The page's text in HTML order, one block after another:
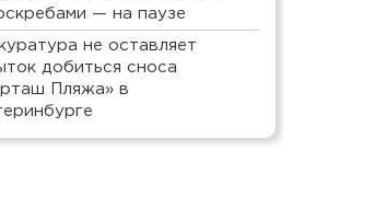
— на паузе
не оставляет
добиться сноса
Пляжа» в